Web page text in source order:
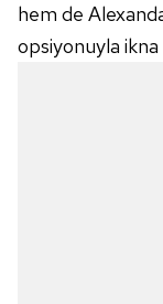
hem de
opsiyonuyla ikna